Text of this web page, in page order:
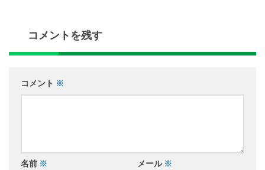
コメントを残す
コメント ※
名前 ※ メール ※